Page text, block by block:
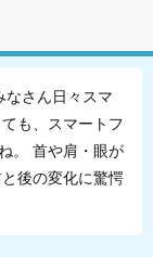
なさん日々スマ
も、スマートフ
。 首や肩・眼が
後の変化に驚愕